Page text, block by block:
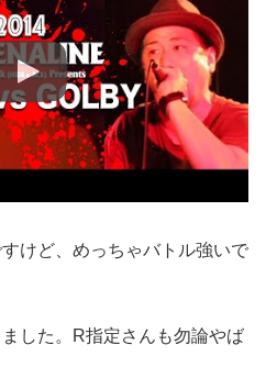
けど、めっちゃバトル強いで
した。R指定さんも勿論やば